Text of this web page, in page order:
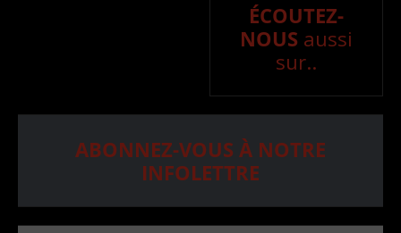
ÉCOUTEZ-
NOUS aussi
sur..
ABONNEZ-VOUS À NOTRE
INFOLETTRE